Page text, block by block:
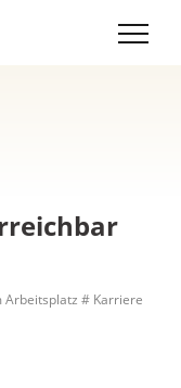
Arbeitsplatz # Karriere